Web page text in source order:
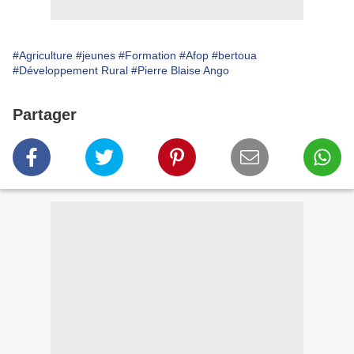
#Agriculture #jeunes #Formation #Afop #bertoua
#Développement Rural #Pierre Blaise Ango
Partager